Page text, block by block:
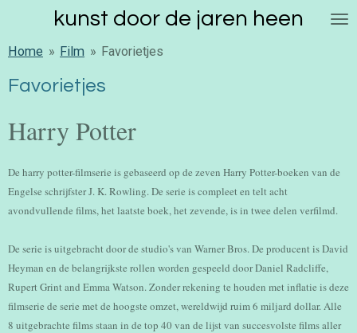
naar
hoofdinhoud
kunst door de jaren heen
Home » Film » Favorietjes
Favorietjes
Harry Potter
De harry potter-filmserie is gebaseerd op de zeven Harry Potter-boeken van de
Engelse schrijfster J. K. Rowling. De serie is compleet en telt acht
avondvullende films, het laatste boek, het zevende, is in twee delen verfilmd.
De serie is uitgebracht door de studio's van Warner Bros. De producent is David
Heyman en de belangrijkste rollen worden gespeeld door Daniel Radcliffe,
Rupert Grint and Emma Watson. Zonder rekening te houden met inflatie is deze
filmserie de serie met de hoogste omzet, wereldwijd ruim 6 miljard dollar. Alle
8 uitgebrachte films staan in de top 40 van de lijst van succesvolste films aller